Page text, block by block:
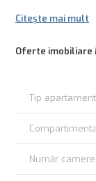
Oferte imobiliare
Citește mai mult
Tip apartament
Număr camere